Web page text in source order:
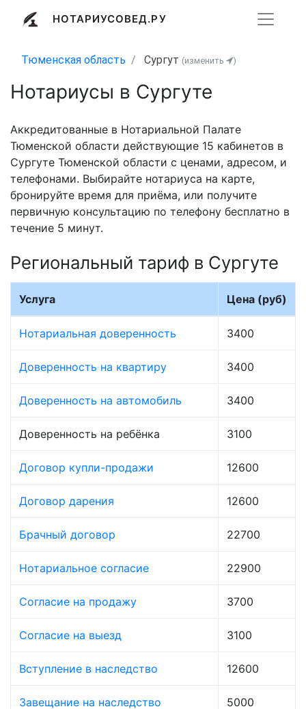
НОТАРИУСОВЕД.РУ
Тюменская область Сургут (изменить )
Нотариусы в Сургуте
Аккредитованные в Нотариальной Палате
Тюменской области действующие 15 кабинетов в
Сургуте Тюменской области с ценами, адресом, и
телефонами. Выбирайте нотариуса на карте,
бронируйте время для приёма, или получите
первичную консультацию по телефону бесплатно в
течение 5 минут.
Региональный тариф в Сургуте
Услуга Цена (руб)
Нотариальная доверенность 3400
Доверенность на квартиру 3400
Доверенность на автомобиль 3400
Доверенность на ребёнка 3100
Договор купли-продажи 12600
Договор дарения 12600
Брачный договор 22700
Нотариальное согласие 22900
Согласие на продажу 3700
Согласие на выезд 3100
Вступление в наследство 12600
Завещание на наследство 5000